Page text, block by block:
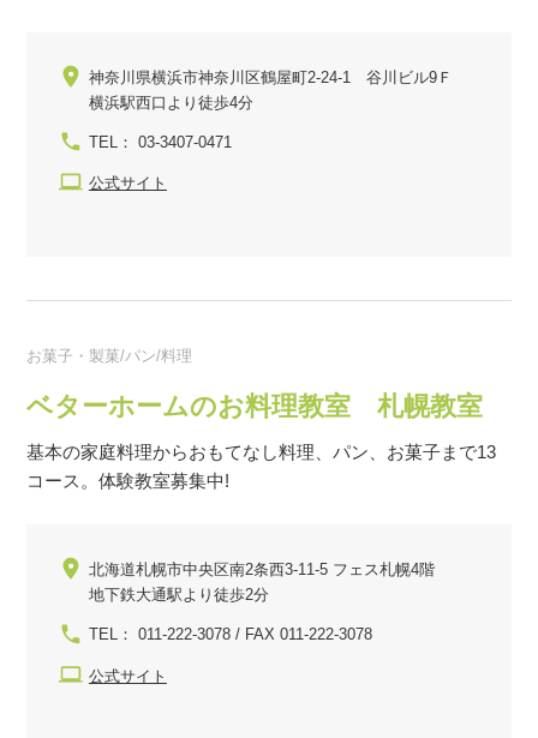
神奈川県横浜市神奈川区鶴屋町2-24-1 谷川ビル9Ｆ
横浜駅西口より徒歩4分
TEL： 03-3407-0471
公式サイト
お菓子・製菓/パン/料理
ベターホームのお料理教室 札幌教室
基本の家庭料理からおもてなし料理、パン、お菓子まで13
コース。体験教室募集中!
北海道札幌市中央区南2条西3-11-5 フェス札幌4階
地下鉄大通駅より徒歩2分
TEL： 011-222-3078 / FAX 011-222-3078
公式サイト